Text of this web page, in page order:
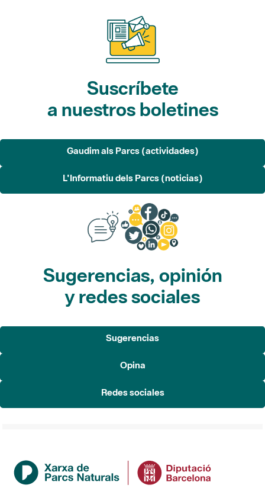
Suscríbete
a nuestros boletines
Gaudim als Parcs (actividades)
L'Informatiu dels Parcs (noticias)
Sugerencias, opinión
y redes sociales
Sugerencias
Opina
Redes sociales